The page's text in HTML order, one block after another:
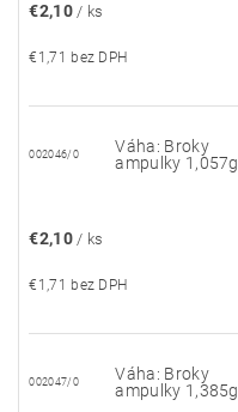
€2,10 / ks
€1,71 bez DPH
002046/0
Váha: Broky
ampulky 1,057g
€2,10 / ks
€1,71 bez DPH
002047/0
Váha: Broky
ampulky 1,385g